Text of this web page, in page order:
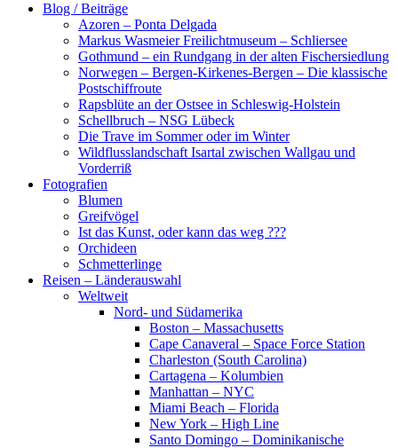
Blog / Beiträge
Azoren – Ponta Delgada
Markus Wasmeier Freilichtmuseum – Schliersee
Gothmund – ein Rundgang in der alten Fischersiedlung
Norwegen – Bergen-Kirkenes-Bergen – Die klassische
Postschiffroute
Rapsblüte an der Ostsee in Schleswig-Holstein
Schellbruch – NSG Lübeck
Die Trave im Sommer oder im Winter
Wildflusslandschaft Isartal zwischen Wallgau und
Vorderriß
Fotografien
Blumen
Greifvögel
Ist das Kunst, oder kann das weg ???
Orchideen
Schmetterlinge
Reisen – Länderauswahl
Weltweit
Nord- und Südamerika
Boston – Massachusetts
Cape Canaveral – Space Force Station
Charleston (South Carolina)
Cartagena – Kolumbien
Manhattan – NYC
Miami Beach – Florida
New York – High Line
Santo Domingo – Dominikanische